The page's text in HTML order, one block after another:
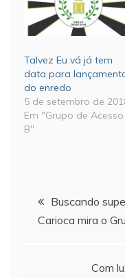
Talvez Eu vá já tem
data para
do enredo
5 de setembro de
Em "Grupo de Acesso
B"
Navegação
de
Buscando
Carioca mira o
Com